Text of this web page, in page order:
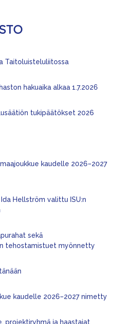
Taitoluisteluliitossa
hakuaika alkaa 1.7.2026
tukipäätökset 2026
kaudelle 2026–2027
Hellström valittu ISU:n
sekä
tehostamistuet myönnetty
kaudelle 2026–2027 nimetty
projektiryhmä ja haastajat